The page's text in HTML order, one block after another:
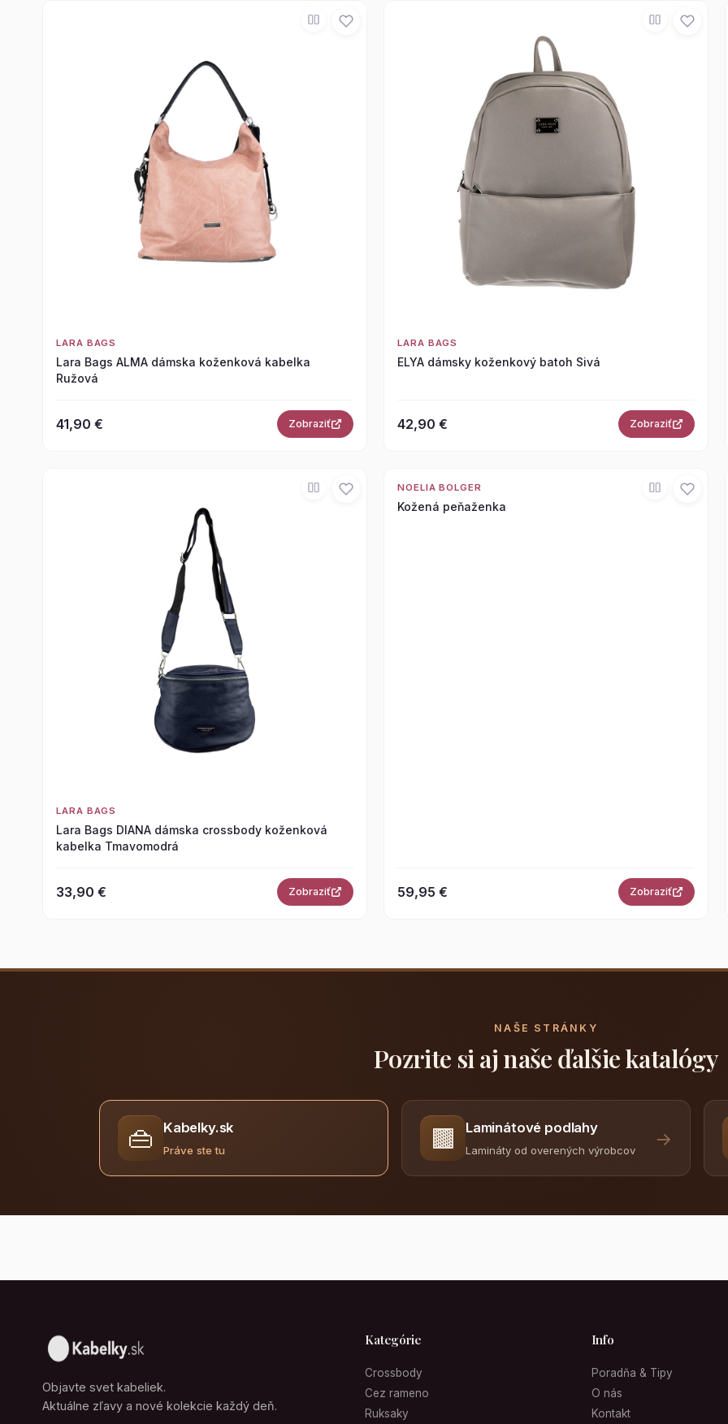
LARA BAGS
Lara Bags ALMA dámska koženková kabelka
Ružová
41,90 € Zobraziť
LARA BAGS
ELYA dámsky koženkový batoh Sivá
42,90 € Zobraziť
LARA BAGS
Lara Bags DIANA dámska crossbody koženková
kabelka Tmavomodrá
33,90 € Zobraziť
NOELIA BOLGER
Kožená peňaženka
59,95 € Zobraziť
NAŠE STRÁNKY
Pozrite si aj naše ďalšie katalógy
👜 Kabelky.sk
Práve ste tu 🟫 Laminátové podlahy
Lamináty od overených výrobcov
→
Objavte svet kabeliek.
Aktuálne zľavy a nové kolekcie každý deň.
Kategórie
Crossbody
Cez rameno
Ruksaky
Info
Poradňa & Tipy
O nás
Kontakt